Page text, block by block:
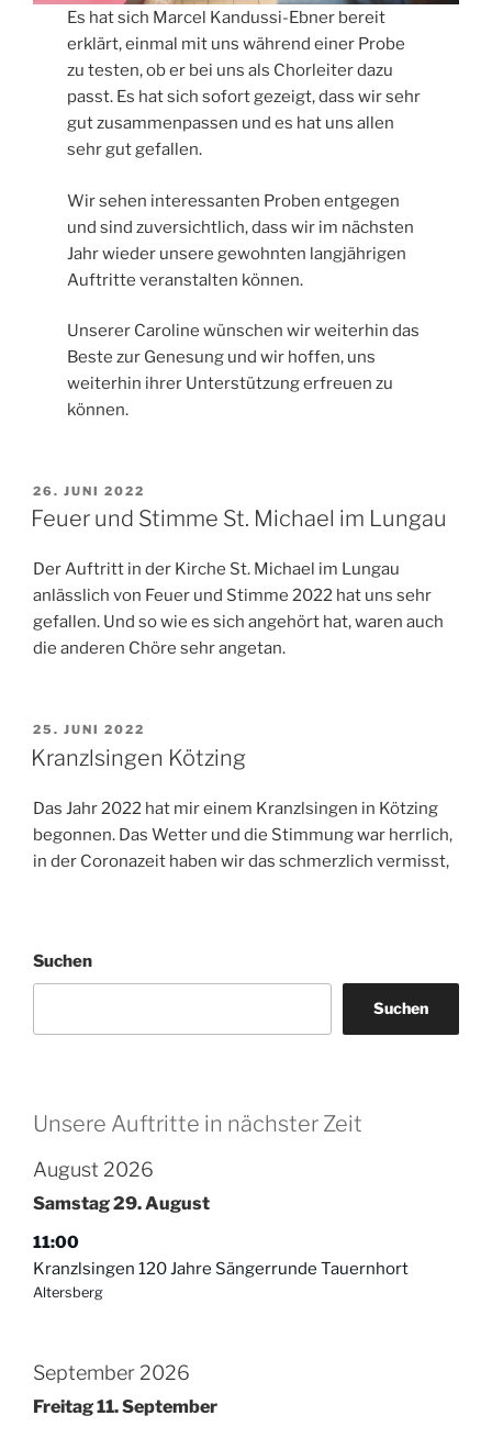
Es hat sich Marcel Kandussi-Ebner bereit
erklärt, einmal mit uns während einer Probe
zu testen, ob er bei uns als Chorleiter dazu
passt. Es hat sich sofort gezeigt, dass wir sehr
gut zusammenpassen und es hat uns allen
sehr gut gefallen.
Wir sehen interessanten Proben entgegen
und sind zuversichtlich, dass wir im nächsten
Jahr wieder unsere gewohnten langjährigen
Auftritte veranstalten können.
Unserer Caroline wünschen wir weiterhin das
Beste zur Genesung und wir hoffen, uns
weiterhin ihrer Unterstützung erfreuen zu
können.
VERÖFFENTLICHT
AM
26. JUNI 2022
Feuer und Stimme St. Michael im Lungau
Der Auftritt in der Kirche St. Michael im Lungau
anlässlich von Feuer und Stimme 2022 hat uns sehr
gefallen. Und so wie es sich angehört hat, waren auch
die anderen Chöre sehr angetan.
VERÖFFENTLICHT
AM
25. JUNI 2022
Kranzlsingen Kötzing
Das Jahr 2022 hat mir einem Kranzlsingen in Kötzing
begonnen. Das Wetter und die Stimmung war herrlich,
in der Coronazeit haben wir das schmerzlich vermisst,
Suchen
Suchen
Unsere Auftritte in nächster Zeit
August 2026
Samstag29.August
11:00
Kranzlsingen 120 Jahre Sängerrunde Tauernhort
Altersberg
September 2026
Freitag11.September